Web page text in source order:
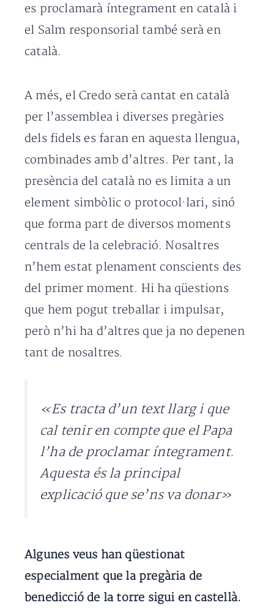
es proclamarà íntegrament en català i
el Salm responsorial també serà en
català.
A més, el Credo serà cantat en català
per l’assemblea i diverses pregàries
dels fidels es faran en aquesta llengua,
combinades amb d’altres. Per tant, la
presència del català no es limita a un
element simbòlic o protocol·lari, sinó
que forma part de diversos moments
centrals de la celebració. Nosaltres
n’hem estat plenament conscients des
del primer moment. Hi ha qüestions
que hem pogut treballar i impulsar,
però n’hi ha d’altres que ja no depenen
tant de nosaltres.
«Es tracta d’un text llarg i que
cal tenir en compte que el Papa
l’ha de proclamar íntegrament.
Aquesta és la principal
explicació que se’ns va donar»
Algunes veus han qüestionat
especialment que la pregària de
benedicció de la torre sigui en castellà.